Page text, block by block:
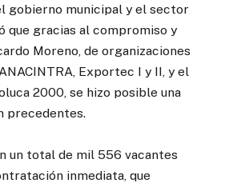
gobierno municipal y el sector
que gracias al compromiso y
Moreno, de organizaciones
Exportec I y II, y el
2000, se hizo posible una
precedentes.
un total de mil 556 vacantes
inmediata, que